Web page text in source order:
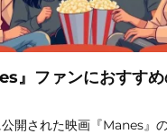
』ファンにおすす
開された映画『Manes』